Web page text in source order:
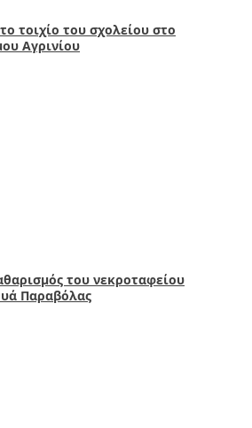
τοιχίο του σχολείου στο
Αγρινίου
του νεκροταφείου
Παραβόλας